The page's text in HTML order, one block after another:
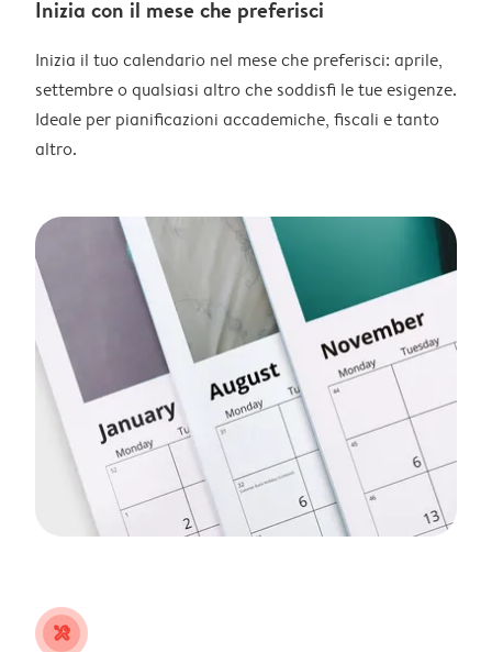
Inizia con il mese che preferisci
Inizia il tuo calendario nel mese che preferisci: aprile,
settembre o qualsiasi altro che soddisfi le tue esigenze.
Ideale per pianificazioni accademiche, fiscali e tanto
altro.
tools